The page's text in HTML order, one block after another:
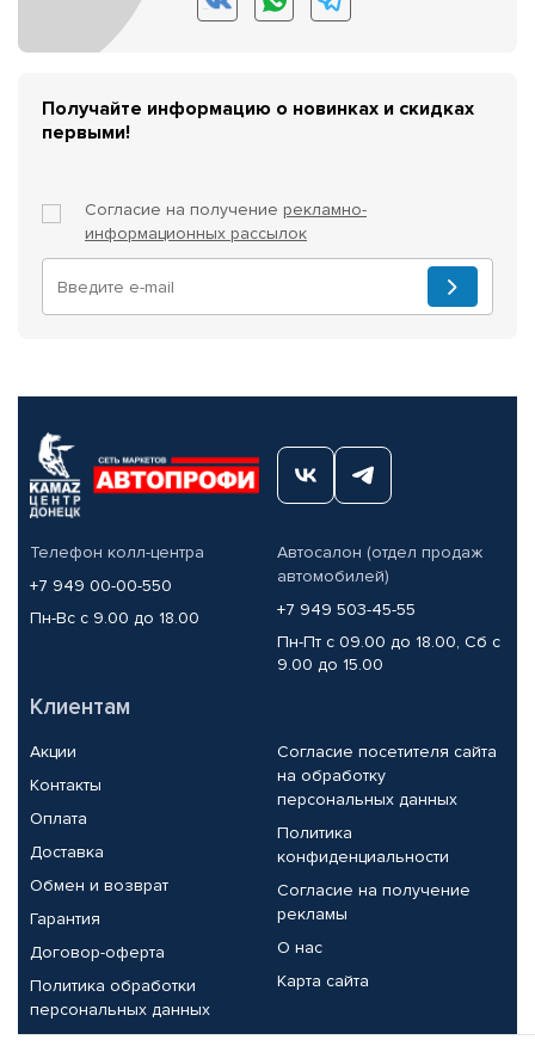
Получайте информацию о новинках и скидках
первыми!
Согласие на получение рекламно-
информационных рассылок
Телефон колл-центра
+7 949 00-00-550
Пн-Вс с 9.00 до 18.00
Автосалон (отдел продаж
автомобилей)
+7 949 503-45-55
Пн-Пт с 09.00 до 18.00, Сб с
9.00 до 15.00
Клиентам
Акции
Контакты
Оплата
Доставка
Обмен и возврат
Гарантия
Договор-оферта
Политика обработки
персональных данных
Согласие посетителя сайта
на обработку
персональных данных
Политика
конфиденциальности
Согласие на получение
рекламы
О нас
Карта сайта